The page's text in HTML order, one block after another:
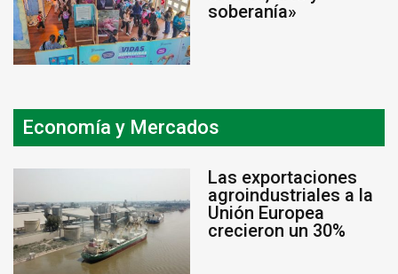
soberanía»
Economía y Mercados
Las exportaciones
agroindustriales a la
Unión Europea
crecieron un 30%